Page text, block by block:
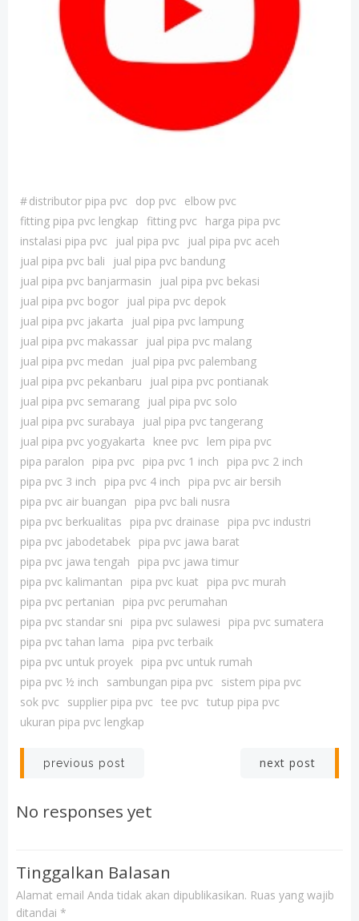
#distributor pipa pvc dop pvc
elbow pvc
fitting pipa pvc lengkap fitting pvc
harga pipa pvc
instalasi pipa pvc
jual pipa pvc
jual pipa pvc aceh
jual pipa pvc bali
jual pipa pvc bandung
jual pipa pvc banjarmasin
jual pipa pvc bekasi
jual pipa pvc bogor
jual pipa pvc depok
jual pipa pvc jakarta
jual pipa pvc lampung
jual pipa pvc makassar
jual pipa pvc malang
jual pipa pvc medan
jual pipa pvc palembang
jual pipa pvc pekanbaru
jual pipa pvc pontianak
jual pipa pvc semarang
jual pipa pvc solo
jual pipa pvc surabaya
jual pipa pvc tangerang
jual pipa pvc yogyakarta
knee pvc
lem pipa pvc
pipa paralon
pipa pvc pipa pvc 1 inch
pipa pvc 2 inch
pipa pvc 3 inch
pipa pvc 4 inch
pipa pvc air bersih
pipa pvc air buangan
pipa pvc bali nusra
pipa pvc berkualitas
pipa pvc drainase
pipa pvc industri
pipa pvc jabodetabek pipa pvc jawa barat
pipa pvc jawa tengah
pipa pvc jawa timur
pipa pvc kalimantan
pipa pvc kuat
pipa pvc murah
pipa pvc pertanian
pipa pvc perumahan
pipa pvc standar sni
pipa pvc sulawesi
pipa pvc sumatera
pipa pvc tahan lama
pipa pvc terbaik
pipa pvc untuk proyek pipa pvc untuk rumah
pipa pvc ½ inch
sambungan pipa pvc
sistem pipa pvc
sok pvc
supplier pipa pvc tee pvc tutup pipa pvc
ukuran pipa pvc lengkap
Post
navigation
previous post next post
No responses yet
Tinggalkan Balasan
Alamat email Anda tidak akan dipublikasikan. Ruas yang wajib
ditandai *